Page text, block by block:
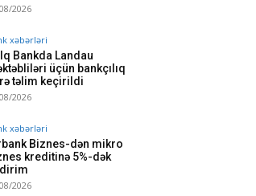
2026
xəbərləri
Bankda Landau
üçün bankçılıq
təlim keçirildi
2026
xəbərləri
Biznes-dən mikro
kreditinə 5%-dək
2026